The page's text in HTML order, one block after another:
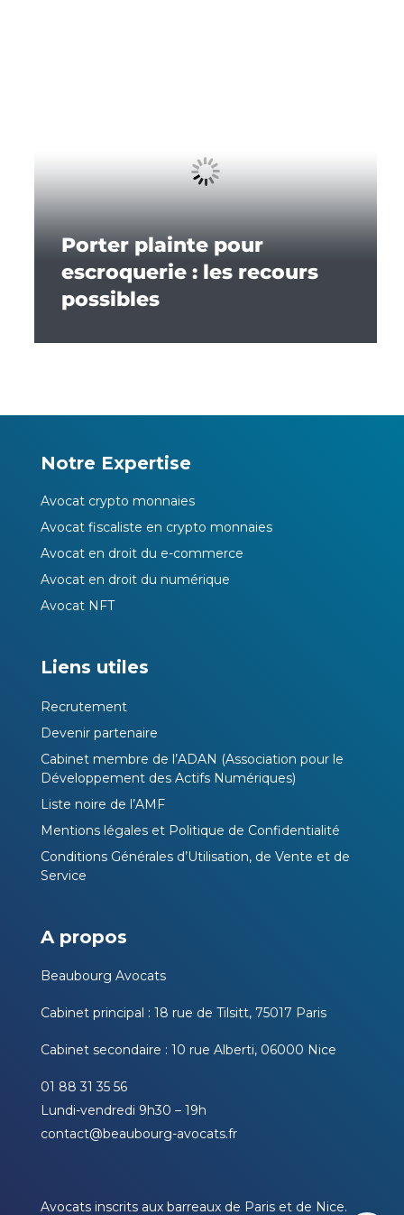
Porter plainte pour
escroquerie : les recours
possibles
Notre Expertise
Avocat crypto monnaies
Avocat fiscaliste en crypto monnaies
Avocat en droit du e-commerce
Avocat en droit du numérique
Avocat NFT
Liens utiles
Recrutement
Devenir partenaire
Cabinet membre de l’ADAN (Association pour le
Développement des Actifs Numériques)
Liste noire de l’AMF
Mentions légales et Politique de Confidentialité
Conditions Générales d’Utilisation, de Vente et de
Service
A propos
Beaubourg Avocats
Cabinet principal : 18 rue de Tilsitt, 75017 Paris
Cabinet secondaire : 10 rue Alberti, 06000 Nice
01 88 31 35 56
Lundi-vendredi 9h30 – 19h
contact@beaubourg-avocats.fr
Avocats inscrits aux barreaux de Paris et de Nice.